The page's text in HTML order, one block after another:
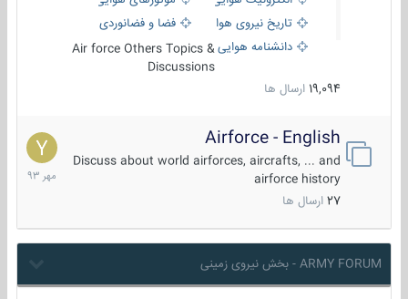
تاریخ نیروی هوایی
فضا و فضانوردی
دانشنامه هواییAir force Others Topics &
Discussions
19,094 ارسال ها
Airforce - English
Discuss about world airforces, aircrafts, ... and
airforce history
27 ارسال ها
15
مهر
1393
ARMY FORUM - بخش نیروی زمینی